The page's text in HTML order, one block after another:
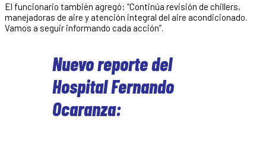
El funcionario también agregó: “Continúa revisión de chillers,
manejadoras de aire y atención integral del aire acondicionado.
Vamos a seguir informando cada acción”.
Nuevo reporte del
Hospital Fernando
Ocaranza: